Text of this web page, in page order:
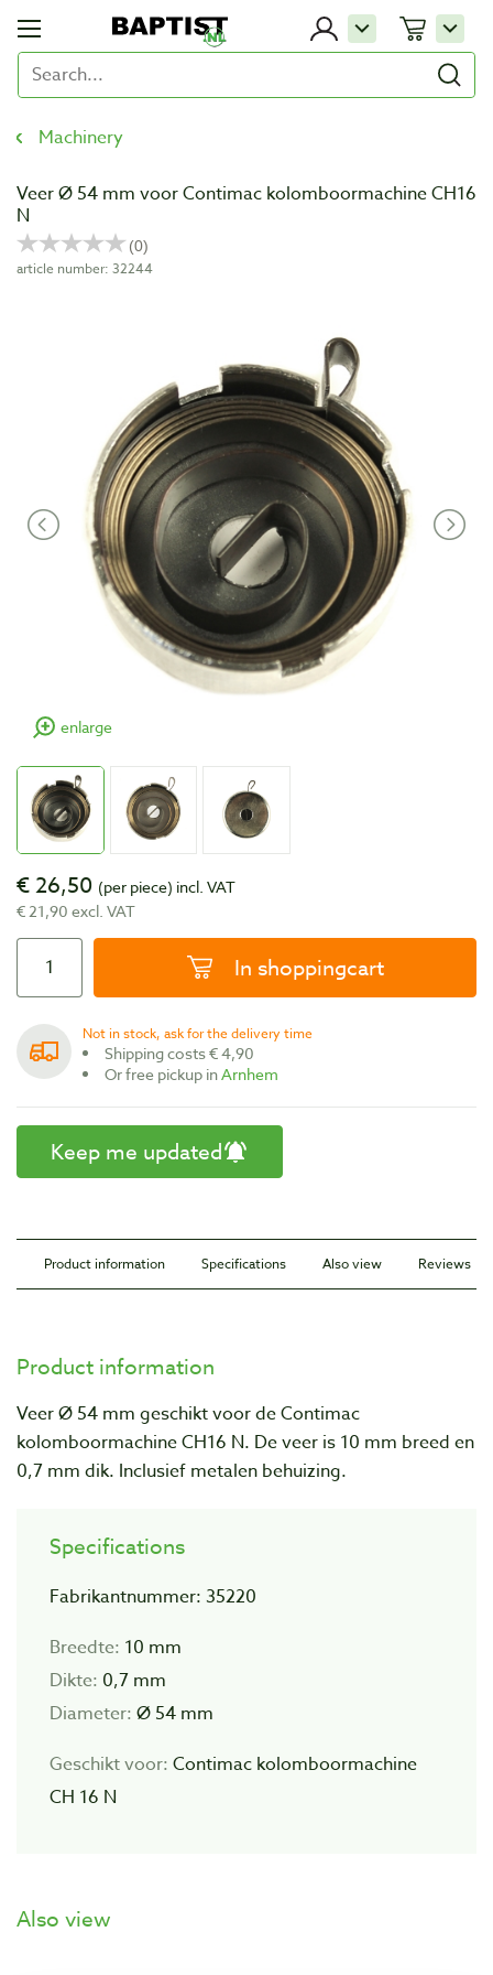
Machinery
Veer Ø 54 mm voor Contimac kolomboormachine CH16
N
article number: 32244
enlarge
€ 26,50 (per piece) incl. VAT
€ 21,90 excl. VAT
In shoppingcart
Not in stock, ask for the delivery time
Shipping costs € 4,90
Or free pickup inArnhem
Keep me updated
Product information Specifications Also view Reviews
Product information
Veer Ø 54 mm geschikt voor de Contimac
kolomboormachine CH16 N. De veer is 10 mm breed en
0,7 mm dik. Inclusief metalen behuizing.
Specifications
Fabrikantnummer: 35220
Breedte: 10 mm
Dikte: 0,7 mm
Diameter: Ø 54 mm
Geschikt voor: Contimac kolomboormachine
CH 16 N
Also view